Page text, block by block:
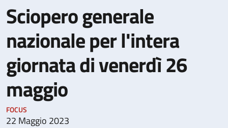
Sciopero generale
nazionale per l'intera
giornata di venerdì 26
maggio
FOCUS
22 Maggio 2023